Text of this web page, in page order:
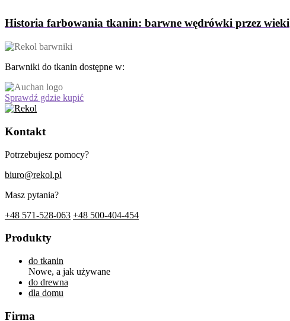
Historia farbowania tkanin: barwne wędrówki przez wieki
Barwniki do tkanin dostępne w:
Sprawdź gdzie kupić
Kontakt
Potrzebujesz pomocy?
biuro@rekol.pl
Masz pytania?
+48 571-528-063 +48 500-404-454
Produkty
do tkanin
Nowe, a jak używane
do drewna
dla domu
Firma